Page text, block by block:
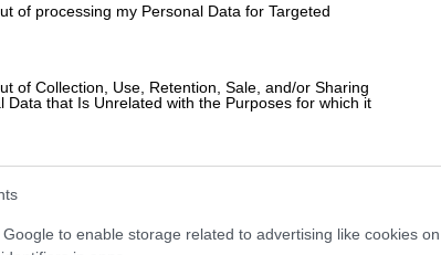
of processing my Personal Data for Targeted
of Collection, Use, Retention, Sale, and/or Sharing
Data that Is Unrelated with the Purposes for which it
to enable storage related to advertising like cookies on